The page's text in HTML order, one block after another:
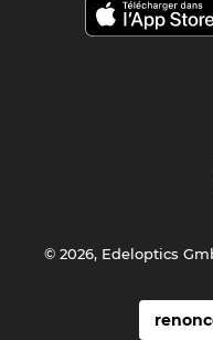
© 2026, Edeloptics